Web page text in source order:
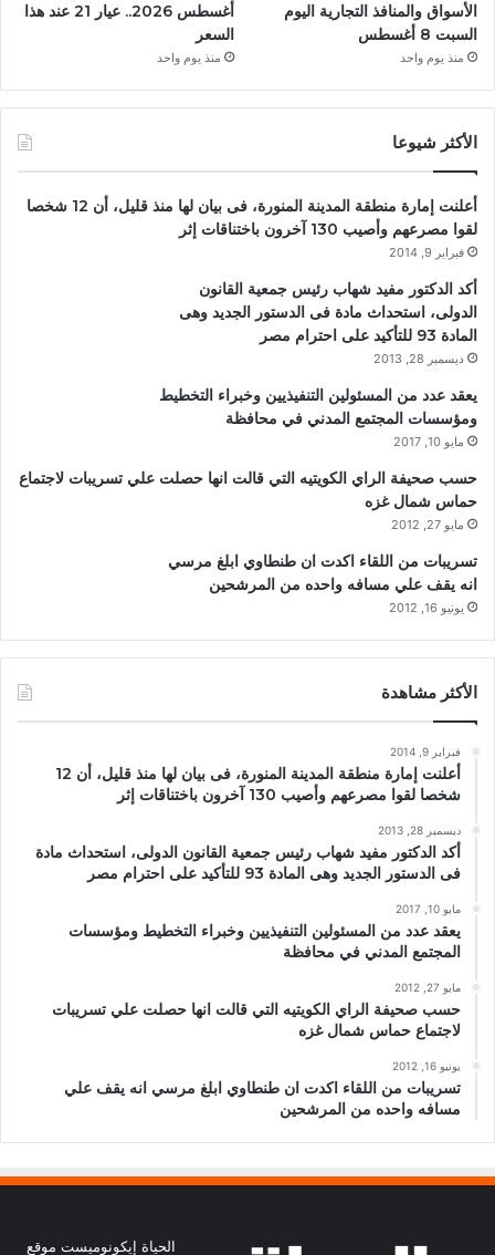
الأسواق والمنافذ التجارية اليوم
السبت 8 أغسطس
منذ يوم واحد
أغسطس 2026.. عيار 21 عند هذا
السعر
منذ يوم واحد
الأكثر شيوعا
أعلنت إمارة منطقة المدينة المنورة، فى بيان لها منذ قليل، أن 12 شخصا
لقوا مصرعهم وأصيب 130 آخرون باختناقات إثر
فبراير 9, 2014
أكد الدكتور مفيد شهاب رئيس جمعية القانون
الدولى، استحداث مادة فى الدستور الجديد وهى
المادة 93 للتأكيد على احترام مصر
ديسمبر 28, 2013
يعقد عدد من المسئولين التنفيذيين وخبراء التخطيط
ومؤسسات المجتمع المدني في محافظة
مايو 10, 2017
حسب صحيفة الراي الكويتيه التي قالت انها حصلت علي تسريبات لاجتماع
حماس شمال غزه
مايو 27, 2012
تسريبات من اللقاء اكدت ان طنطاوي ابلغ مرسي
انه يقف علي مسافه واحده من المرشحين
يونيو 16, 2012
الأكثر مشاهدة
فبراير 9, 2014
أعلنت إمارة منطقة المدينة المنورة، فى بيان لها منذ قليل، أن 12
شخصا لقوا مصرعهم وأصيب 130 آخرون باختناقات إثر
ديسمبر 28, 2013
أكد الدكتور مفيد شهاب رئيس جمعية القانون الدولى، استحداث مادة
فى الدستور الجديد وهى المادة 93 للتأكيد على احترام مصر
مايو 10, 2017
يعقد عدد من المسئولين التنفيذيين وخبراء التخطيط ومؤسسات
المجتمع المدني في محافظة
مايو 27, 2012
حسب صحيفة الراي الكويتيه التي قالت انها حصلت علي تسريبات
لاجتماع حماس شمال غزه
يونيو 16, 2012
تسريبات من اللقاء اكدت ان طنطاوي ابلغ مرسي انه يقف علي
مسافه واحده من المرشحين
الحياة إيكونوميست موقع